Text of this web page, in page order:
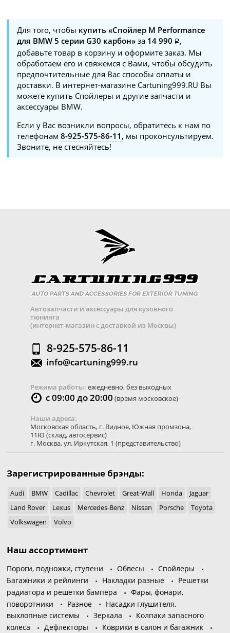
Для того, чтобы купить «Спойлер M Performance
для BMW 5 серии G30 карбон» за 14 990
,
добавьте товар в корзину и оформите заказ. Мы
обработаем его и свяжемся с Вами, чтобы обсудить
предпочтительные для Вас способы оплаты и
доставки. В интернет-магазине Cartuning999.RU Вы
можете купить Спойлеры и другие запчасти и
аксессуары BMW.
Если у Вас возникли вопросы, обратитесь к нам по
телефонам8-925-575-86-11 , мы проконсультируем.
Звоните, не стесняйтесь!
Автозапчасти и аксессуары для кузовного
тюнинга
(интернет-магазин с доставкой из Москвы)
8-925-575-86-11
info@cartuning999.ru
Режима работы: ежедневно, без выходных
с 09:00 до 20:00 (время московское)
Наши адреса:
Московская область, г. Видное, Южная промзона,
11Ю (склад, автосервис)
г. Москва,ул. Иркутская, 1 (представительство)
Зарегистрированные брэнды:
Audi BMW Cadillac Chevrolet Great-Wall Honda
Jaguar
Land Rover
Lexus Mercedes-Benz Nissan Porsche
Toyota
Volkswagen
Volvo
Наш ассортимент
Пороги, подножки, ступени Обвесы
Спойлеры
Багажники и рейлинги
Накладки разные
Решетки
радиатора и решетки бампера
Фары, фонари,
поворотники
Разное
Насадки глушителя,
выхлопные системы
Зеркала
Колпаки запасного
колеса
Дефлекторы
Коврики в салон и багажник